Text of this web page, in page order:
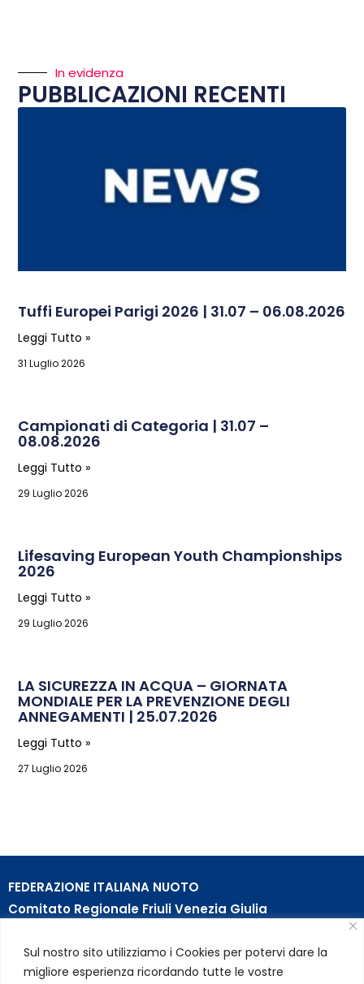
Sul nostro sito utilizziamo i Cookies per potervi dare la
migliore esperienza ricordando tutte le vostre
In evidenza
PUBBLICAZIONI RECENTI
Tuffi Europei Parigi 2026 | 31.07 – 06.08.2026
Leggi Tutto »
31 Luglio 2026
Campionati di Categoria | 31.07 –
08.08.2026
Leggi Tutto »
29 Luglio 2026
Lifesaving European Youth Championships
2026
Leggi Tutto »
29 Luglio 2026
LA SICUREZZA IN ACQUA – GIORNATA
MONDIALE PER LA PREVENZIONE DEGLI
ANNEGAMENTI | 25.07.2026
Leggi Tutto »
27 Luglio 2026
FEDERAZIONE ITALIANA NUOTO
Comitato Regionale Friuli Venezia Giulia
Trieste (TS)
Partita Iva 01384031009